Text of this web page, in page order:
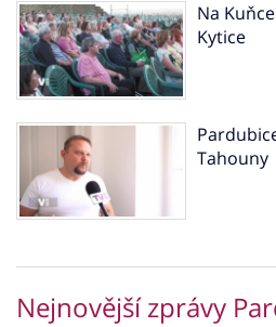
Na
Kytice
Tahouny
Nejnovější zprávy